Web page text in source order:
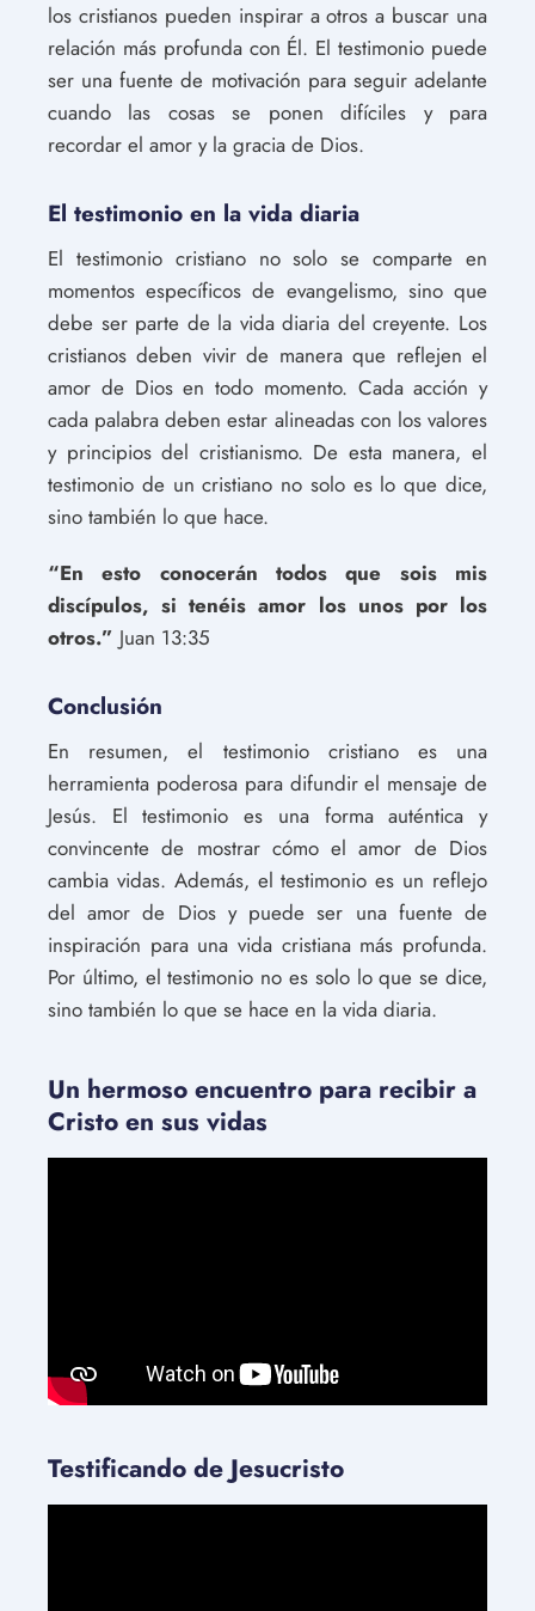
los cristianos pueden inspirar a otros a buscar una
relación más profunda con Él. El testimonio puede
ser una fuente de motivación para seguir adelante
cuando las cosas se ponen difíciles y para
recordar el amor y la gracia de Dios.
El testimonio en la vida diaria
El testimonio cristiano no solo se comparte en
momentos específicos de evangelismo, sino que
debe ser parte de la vida diaria del creyente. Los
cristianos deben vivir de manera que reflejen el
amor de Dios en todo momento. Cada acción y
cada palabra deben estar alineadas con los valores
y principios del cristianismo. De esta manera, el
testimonio de un cristiano no solo es lo que dice,
sino también lo que hace.
“En esto conocerán todos que sois mis
discípulos, si tenéis amor los unos por los
otros.” Juan 13:35
Conclusión
En resumen, el testimonio cristiano es una
herramienta poderosa para difundir el mensaje de
Jesús. El testimonio es una forma auténtica y
convincente de mostrar cómo el amor de Dios
cambia vidas. Además, el testimonio es un reflejo
del amor de Dios y puede ser una fuente de
inspiración para una vida cristiana más profunda.
Por último, el testimonio no es solo lo que se dice,
sino también lo que se hace en la vida diaria.
Un hermoso encuentro para recibir a
Cristo en sus vidas
Testificando de Jesucristo